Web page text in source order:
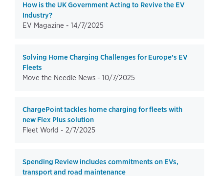
How is the UK Government Acting to Revive the EV
Industry?
EV Magazine - 14/7/2025
Solving Home Charging Challenges for Europe’s EV
Fleets
Move the Needle News - 10/7/2025
ChargePoint tackles home charging for fleets with
new Flex Plus solution
Fleet World - 2/7/2025
Spending Review includes commitments on EVs,
transport and road maintenance